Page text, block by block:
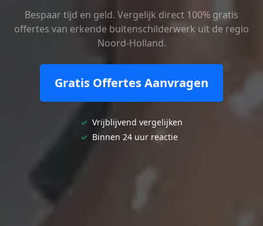
Bespaar tijd en geld. Vergelijk direct 100% gratis
offertes van erkende buitenschilderwerk uit de regio
Noord-Holland.
Gratis Offertes Aanvragen
✓ Vrijblijvend vergelijken
✓ Binnen 24 uur reactie